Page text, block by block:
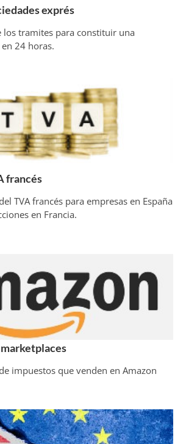
exprés
los tramites para constituir una
24 horas.
francés
TVA francés para empresas en España
en Francia.
impuestos que venden en Amazon